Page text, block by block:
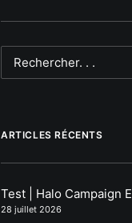
ARTICLES RÉCENTS
Test | Halo Campaign
28 juillet 2026